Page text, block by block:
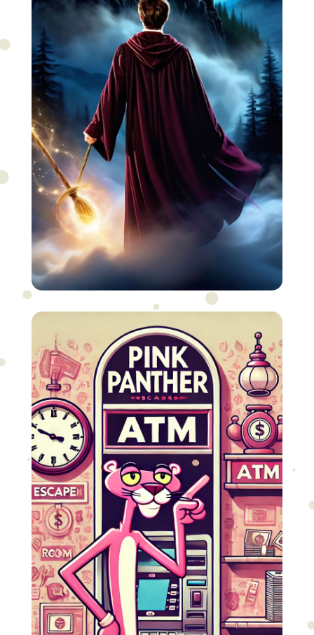
postaje stvarnost, a svaki korak vodi
dublje u svet čarolije!
Dobrodošli u Hogvorts, školu
veštičarenja i magije...
Ali nešto nije u redu. Magija bledi, a
tama se polako širi kroz kamene
hodnike.
PINK PANTER -
Tajna misija u
podzemlju
Dobrodošli u svet luksuza, intrige i
savršeno isplaniranih plački.
Postani deo legendarne ekipe Pink
Pantera i zakorači u najopasniju i
najuzbudljiviju misiju so sada.
Sve počinje u mračnom tunelu...